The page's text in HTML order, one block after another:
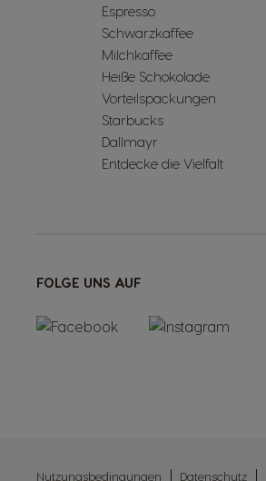
Espresso
Schwarzkaffee
Milchkaffee
Heiße Schokolade
Vorteilspackungen
Starbucks
Dallmayr
Entdecke die Vielfalt
FOLGE UNS AUF
Nutzungsbedingungen Datenschutz